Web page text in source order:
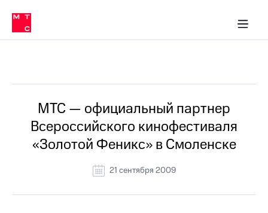
Медиа-центр
и акционерам
Устойчивое развитие
Комплаенс и деловая этика
компании
Карьера
История
компании
Руководство
информация
в МТС
Пресс-
релизы
МТС
о технологиях
МТС — официальный партнер
Всероссийского кинофестиваля
«Золотой Феникс» в Смоленске
21 сентября 2009